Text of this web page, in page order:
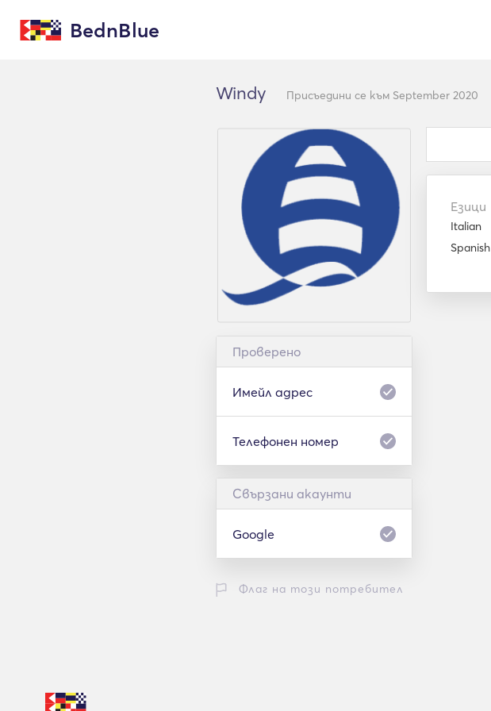
BednBlue
Windy Присъедини се към September 2020
Проверено
Имейл адрес
Телефонен номер
Свързани акаунти
Google
Флаг на този потребител
Езици
Italian
Spanish